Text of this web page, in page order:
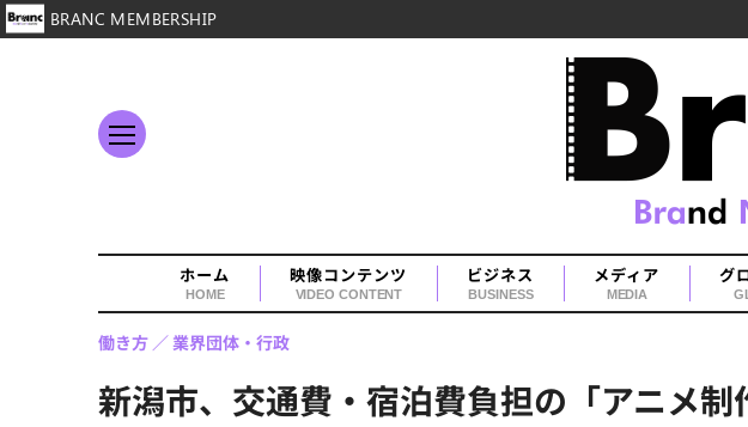
ホーム
HOME
映像コンテンツ
VIDEO CONTENT
ビジネス
BUSINESS
メディア
MEDIA
グ
新潟市、交通費・宿泊費負担の「アニメ
働き方 業界団体・行政
BRANC MEMBERSHIP